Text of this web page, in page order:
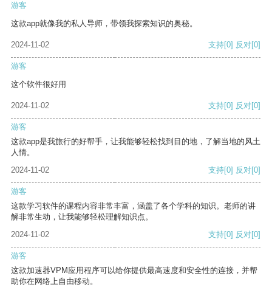
游客
这款app就像我的私人导师，带领我探索知识的奥秘。
2024-11-02 支持[0] 反对[0]
游客
这个软件很好用
2024-11-02 支持[0] 反对[0]
游客
这款app是我旅行的好帮手，让我能够轻松找到目的地，了解当地的风土
人情。
2024-11-02
支持[0] 反对[0]
游客
这款学习软件的课程内容非常丰富，涵盖了各个学科的知识。老师的讲
解非常生动，让我能够轻松理解知识点。
2024-11-02
支持[0] 反对[0]
游客
这款加速器VPM应用程序可以给你提供最高速度和安全性的连接，并帮
助你在网络上自由移动。